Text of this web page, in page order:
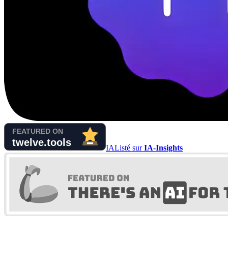
IAListé surIA-Insights